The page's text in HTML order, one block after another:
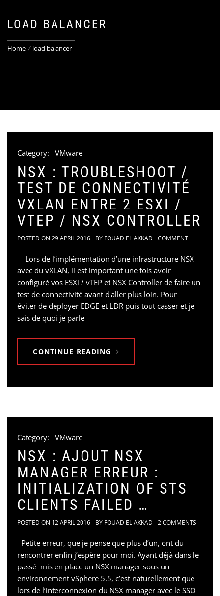
LOAD BALANCER
Home load balancer
Category: VMware
NSX : TROUBLESHOOT /
TEST DE CONNECTIVITÉ
VXLAN ENTRE 2 ESXI /
VTEP / NSX CONTROLLER
POSTED ON 29 APRIL 2016 BY FOUAD EL AKKAD COMMENT
Lors de l’implémentation d’une infrastructure NSX
avec du vXLAN, il est important une fois avoir
configuré vos ESXi / vTEP et NSX Controller de faire un
test de connectivité avant d’aller plus loin. Pour
éviter de deployer EDGE et LDR puis tout casser et je
sais de quoi je parle
CONTINUE READING
Category: VMware
NSX : AJOUT NSX
MANAGER ERREUR :
INITIALIZATION OF STS
CLIENTS FAILED …
POSTED ON 12 APRIL 2016 BY FOUAD EL AKKAD 2 COMMENTS
Petite erreur, que je pense que plus d’un, ont du
rencontrer enfin j’espère pour moi. Ayant déjà dans le
passé mis en place un NSX manager sous un
environnement vSphere 5.5, c’est naturellement que
lors de l’interconnexion du NSX manager avec le SSO